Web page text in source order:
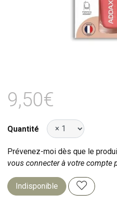
9,50€
Quantité
Prévenez-moi dès que le
vous connecter à votre compte
Indisponible